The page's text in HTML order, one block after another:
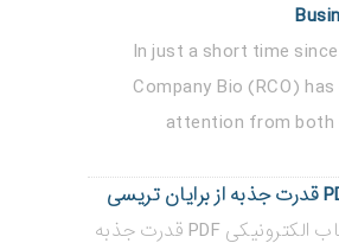
In just a short time
Company Bio (RCO)
attention from both
کتاب صوتی و کتاب الکترونیکی PDF قدرت جذبه